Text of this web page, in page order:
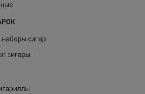
сигар
сигары